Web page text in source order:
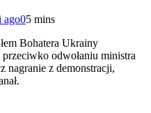
ago05 mins
Bohatera Ukrainy
odwołaniu ministra
nagranie z demonstracji,